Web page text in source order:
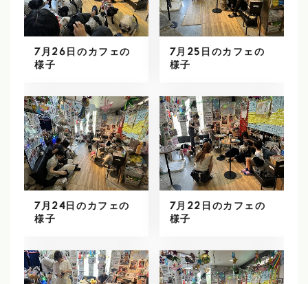
7月26日のカフェの
様子
7月25日のカフェの
様子
7月24日のカフェの
様子
7月22日のカフェの
様子